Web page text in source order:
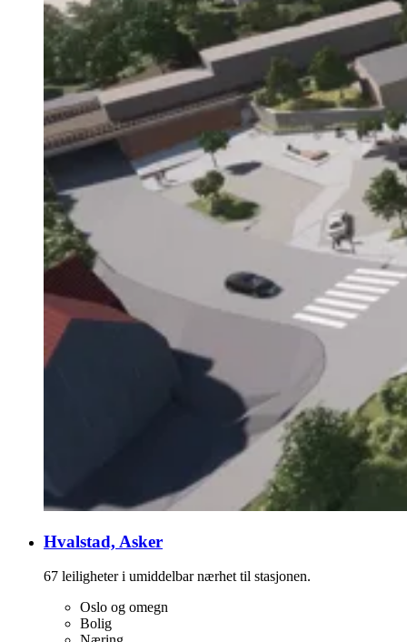
Hvalstad, Asker
67 leiligheter i umiddelbar nærhet til stasjonen.
Oslo og omegn
Bolig